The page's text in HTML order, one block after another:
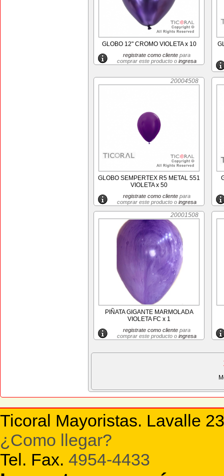
GLOBO 12" CROMO VIOLETA x 10
registrate como clientepara
comprar este producto o ingresa
20004508
GLOBO SEMPERTEX R5 METAL 551
VIOLETA x 50
registrate como clientepara
comprar este producto o ingresa
20001508
PIÑATA GIGANTE MARMOLADA
VIOLETA FC x 1
registrate como clientepara
comprar este producto o ingresa
Ticoral Mayoristas. Lavalle
¿Como llegar?
Tel. Fax. 4954-4433